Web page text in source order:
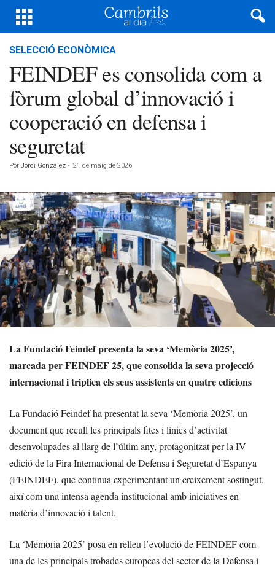
SELECCIÓ ECONÒMICA
FEINDEF es consolida com a
fòrum global d’innovació i
cooperació en defensa i
seguretat
Por Jordi González - 21 de maig de 2026
La Fundació Feindef presenta la seva ‘Memòria 2025’,
marcada per FEINDEF 25, que consolida la seva projecció
internacional i triplica els seus assistents en quatre edicions
La Fundació Feindef ha presentat la seva ‘Memòria 2025’, un
document que recull les principals fites i línies d’activitat
desenvolupades al llarg de l’últim any, protagonitzat per la IV
edició de la Fira Internacional de Defensa i Seguretat d’Espanya
(FEINDEF), que continua experimentant un creixement sostingut,
així com una intensa agenda institucional amb iniciatives en
matèria d’innovació i talent.
La ‘Memòria 2025’ posa en relleu l’evolució de FEINDEF com
una de les principals trobades europees del sector de la Defensa i